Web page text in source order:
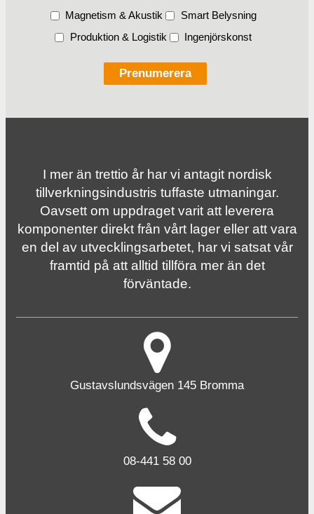
Magnetism & Akustik
Smart Belysning
Produktion & Logistik
Ingenjörskonst
I mer än trettio år har vi antagit nordisk
tillverknings­industris tuffaste utmaningar.
Oavsett om uppdraget varit att leverera
komponenter direkt från vårt lager eller att vara
en del av utvecklingsarbetet, har vi satsat vår
framtid på att alltid tillföra mer än det
förväntade.
Gustavslundsvägen 145 Bromma
08-441 58 00